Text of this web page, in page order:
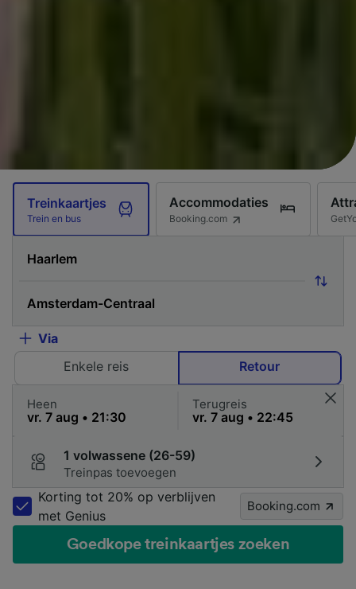
Treinkaartjes
Trein en bus
Accommodaties
Booking.com
Via
Enkele reis
Retour
Heen Terugreis
1 volwassene (26-59)
Treinpas toevoegen
Korting tot 20% op verblijven
met Genius
Booking.com
Goedkope treinkaartjes zoeken